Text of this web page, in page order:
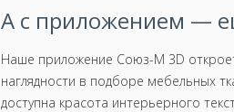
А с приложением —
Наше приложение Союз-М 3D
наглядности в подборе мебельных
доступна красота интерьерного